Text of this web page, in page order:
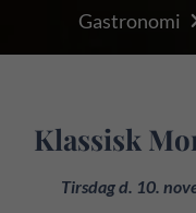
Gastronomi
Klassisk
Tirsdag d. 10.